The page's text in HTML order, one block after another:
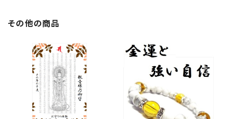
2_572【お届まで3〜10日】
その他の商品